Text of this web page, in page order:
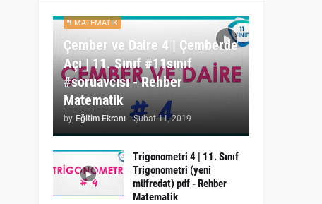
MATEMATIK
Çember ve Daire 4 | Çemberde
Açı | 11. Sınıf #11sınıf
#soruavcısı - Rehber
Matematik
by Eğitim Ekranı - Şubat 11, 2019
Trigonometri 4 | 11. Sınıf
Trigonometri (yeni
müfredat) pdf - Rehber
Matematik